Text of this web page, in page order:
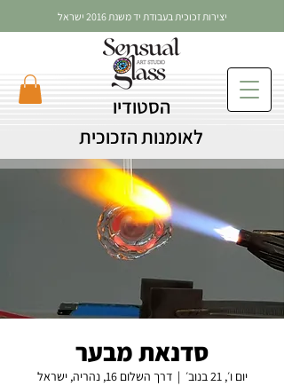
הסטודיו
לאומנות הזכוכית
יצירות זכוכית בעבודת יד משנת 2016 ישראל
סדנאת מבער
יום ו׳, 21 בנוב׳
  |
דרך השלום 16, נהריה, ישראל